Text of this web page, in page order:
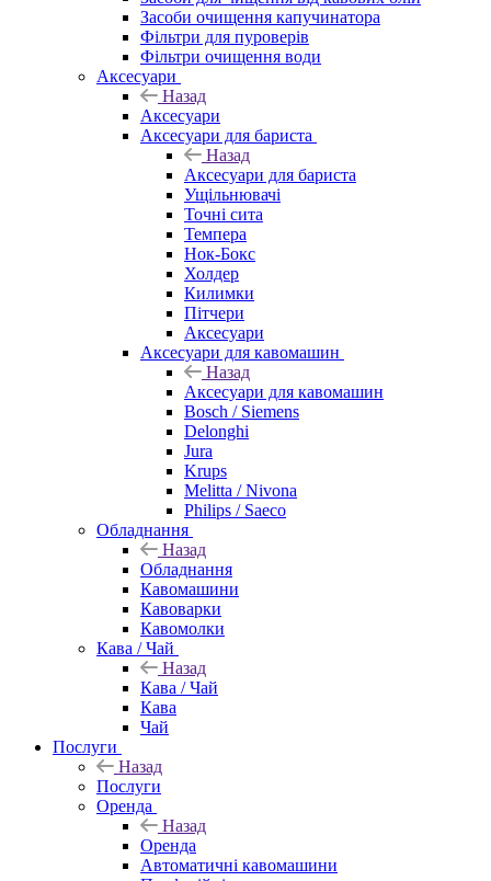
Засоби очищення капучинатора
Фільтри для пуроверів
Фільтри очищення води
Аксесуари
Назад
Аксесуари
Аксесуари для бариста
Назад
Аксесуари для бариста
Ущільнювачі
Точні сита
Темпера
Нок-Бокс
Холдер
Килимки
Пітчери
Аксесуари
Аксесуари для кавомашин
Назад
Аксесуари для кавомашин
Bosch / Siemens
Delonghi
Jura
Krups
Melitta / Nivona
Philips / Saeco
Обладнання
Назад
Обладнання
Кавомашини
Кавоварки
Кавомолки
Кава / Чай
Назад
Кава / Чай
Кава
Чай
Послуги
Назад
Послуги
Оренда
Назад
Оренда
Автоматичні кавомашини